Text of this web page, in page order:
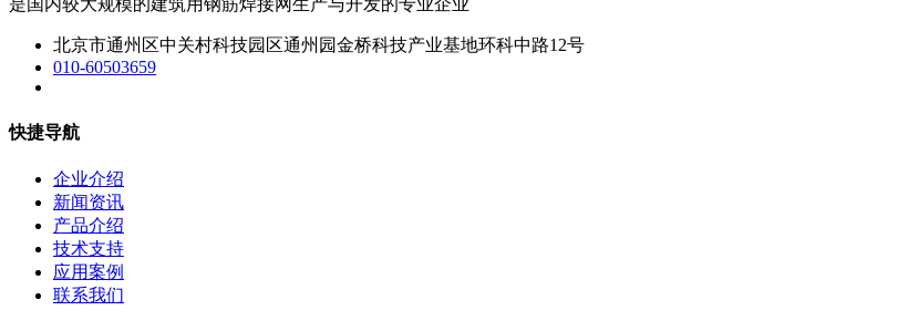
是国内较大规模的建筑用钢筋焊接网生产与开发的专业企业
北京市通州区中关村科技园区通州园金桥科技产业基地环科中路12号
010-60503659
快捷导航
企业介绍
新闻资讯
产品介绍
技术支持
应用案例
联系我们